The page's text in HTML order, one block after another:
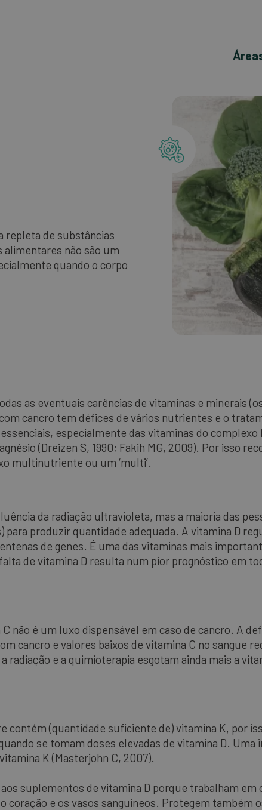
repleta de substâncias
não são um
quando o corpo
as eventuais carências de vitaminas e minerais
cancro tem défices de vários nutrientes e o
especialmente das vitaminas do complexo
(Dreizen S, 1990; Fakih MG, 2009). Por isso
multinutriente ou um ‘multi’.
da radiação ultravioleta, mas a maioria das
produzir quantidade adequada. A vitamina D
de genes. É uma das vitaminas mais
de vitamina D resulta num pior prognóstico em
não é um luxo dispensável em caso de cancro. A
cancro e valores baixos de vitamina C no sangue
radiação e a quimioterapia esgotam ainda mais a
(quantidade suficiente de) vitamina K, por
se tomam doses elevadas de vitamina D. Uma
K (Masterjohn C, 2007).
suplementos de vitamina D porque trabalham em
coração e os vasos sanguíneos. Protegem também